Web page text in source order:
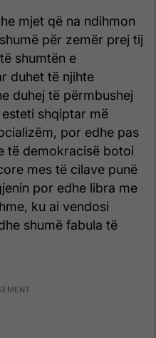
mjet që na ndihmon
për zemër prej tij
shumtën e
duhet të njihte
duhej të përmbushej
shqiptar më
por edhe pas
të demokracisë botoi
mes të cilave punë
por edhe libra me
ku ai vendosi
shumë fabula të